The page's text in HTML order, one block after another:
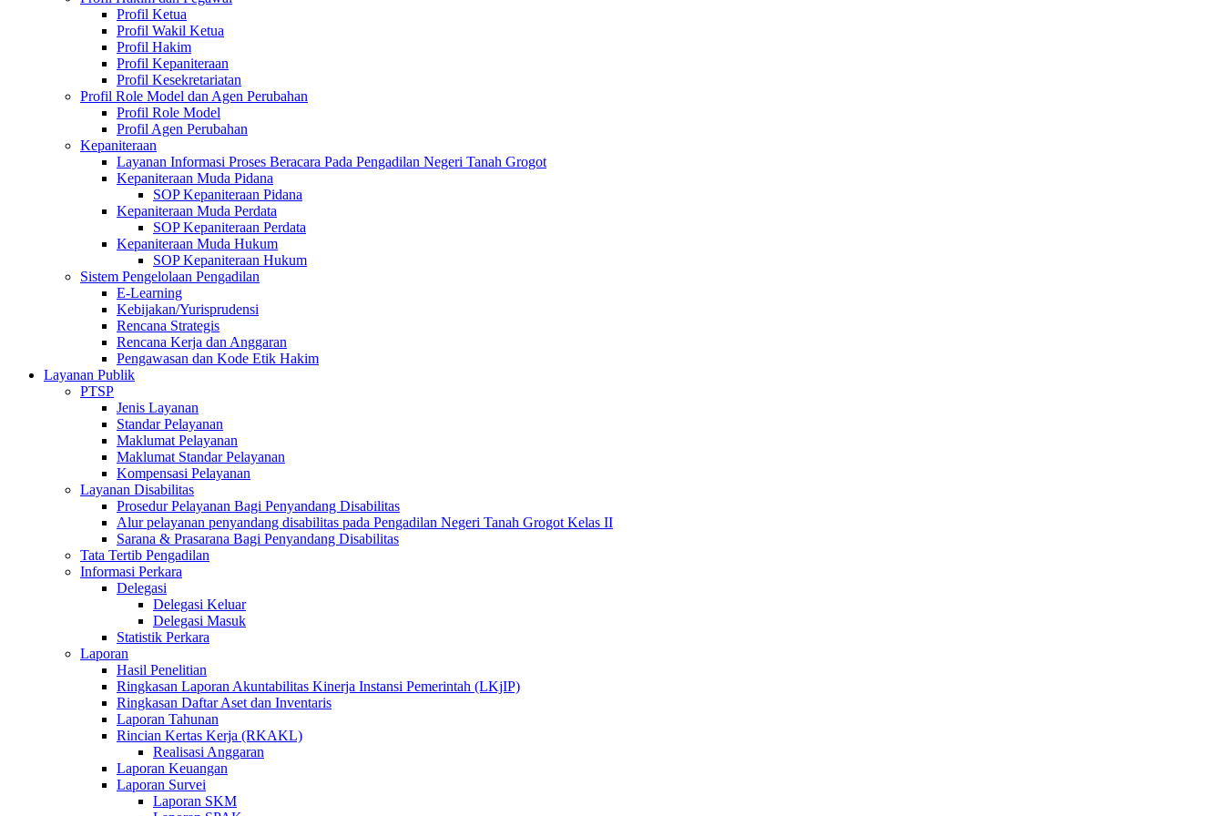
Profil Ketua
Profil Wakil Ketua
Profil Hakim
Profil Kepaniteraan
Profil Kesekretariatan
Profil Role Model dan Agen Perubahan
Profil Role Model
Profil Agen Perubahan
Kepaniteraan
Layanan Informasi Proses Beracara Pada Pengadilan Negeri Tanah Grogot
Kepaniteraan Muda Pidana
SOP Kepaniteraan Pidana
Kepaniteraan Muda Perdata
SOP Kepaniteraan Perdata
Kepaniteraan Muda Hukum
SOP Kepaniteraan Hukum
Sistem Pengelolaan Pengadilan
E-Learning
Kebijakan/Yurisprudensi
Rencana Strategis
Rencana Kerja dan Anggaran
Pengawasan dan Kode Etik Hakim
Layanan Publik
PTSP
Jenis Layanan
Standar Pelayanan
Maklumat Pelayanan
Maklumat Standar Pelayanan
Kompensasi Pelayanan
Layanan Disabilitas
Prosedur Pelayanan Bagi Penyandang Disabilitas
Alur pelayanan penyandang disabilitas pada Pengadilan Negeri Tanah Grogot Kelas II
Sarana & Prasarana Bagi Penyandang Disabilitas
Tata Tertib Pengadilan
Informasi Perkara
Delegasi
Delegasi Keluar
Delegasi Masuk
Statistik Perkara
Laporan
Hasil Penelitian
Ringkasan Laporan Akuntabilitas Kinerja Instansi Pemerintah (LKjIP)
Ringkasan Daftar Aset dan Inventaris
Laporan Tahunan
Rincian Kertas Kerja (RKAKL)
Realisasi Anggaran
Laporan Keuangan
Laporan Survei
Laporan SKM